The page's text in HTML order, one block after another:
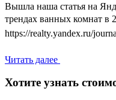
Вышла наша статья на
трендах ванных комнат в
https://realty.yandex.ru/
Читать далее
Хотите узнать